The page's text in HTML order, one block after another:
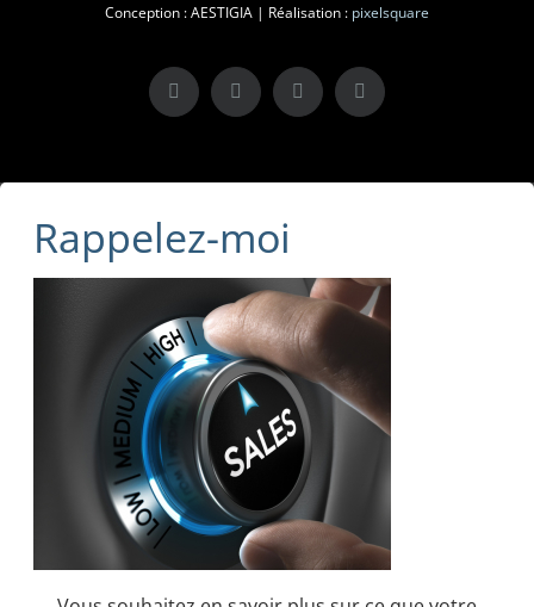
Conception : AESTIGIA | Réalisation : pixelsquare
X LinkedInInstagramFacebook
Rappelez-moi